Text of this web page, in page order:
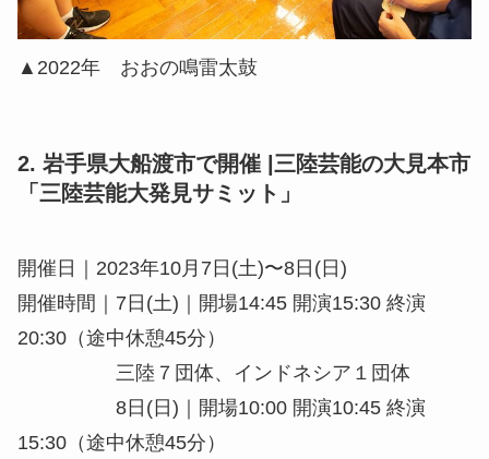
▲2022年 おおの鳴雷太鼓
2. 岩手県大船渡市で開催 |三陸芸能の大見本市
「三陸芸能大発見サミット」
開催⽇｜2023年10⽉7⽇(土)〜8⽇(日)
開催時間｜7⽇(⼟)｜開場14:45 開演15:30 終演
20:30（途中休憩45分）
三陸７団体、インドネシア１団体
8⽇(⽇)｜開場10:00 開演10:45 終演
15:30（途中休憩45分）